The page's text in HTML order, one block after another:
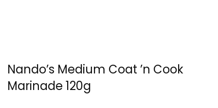
Nando’s Medium Coat ’n Cook
Marinade 120g